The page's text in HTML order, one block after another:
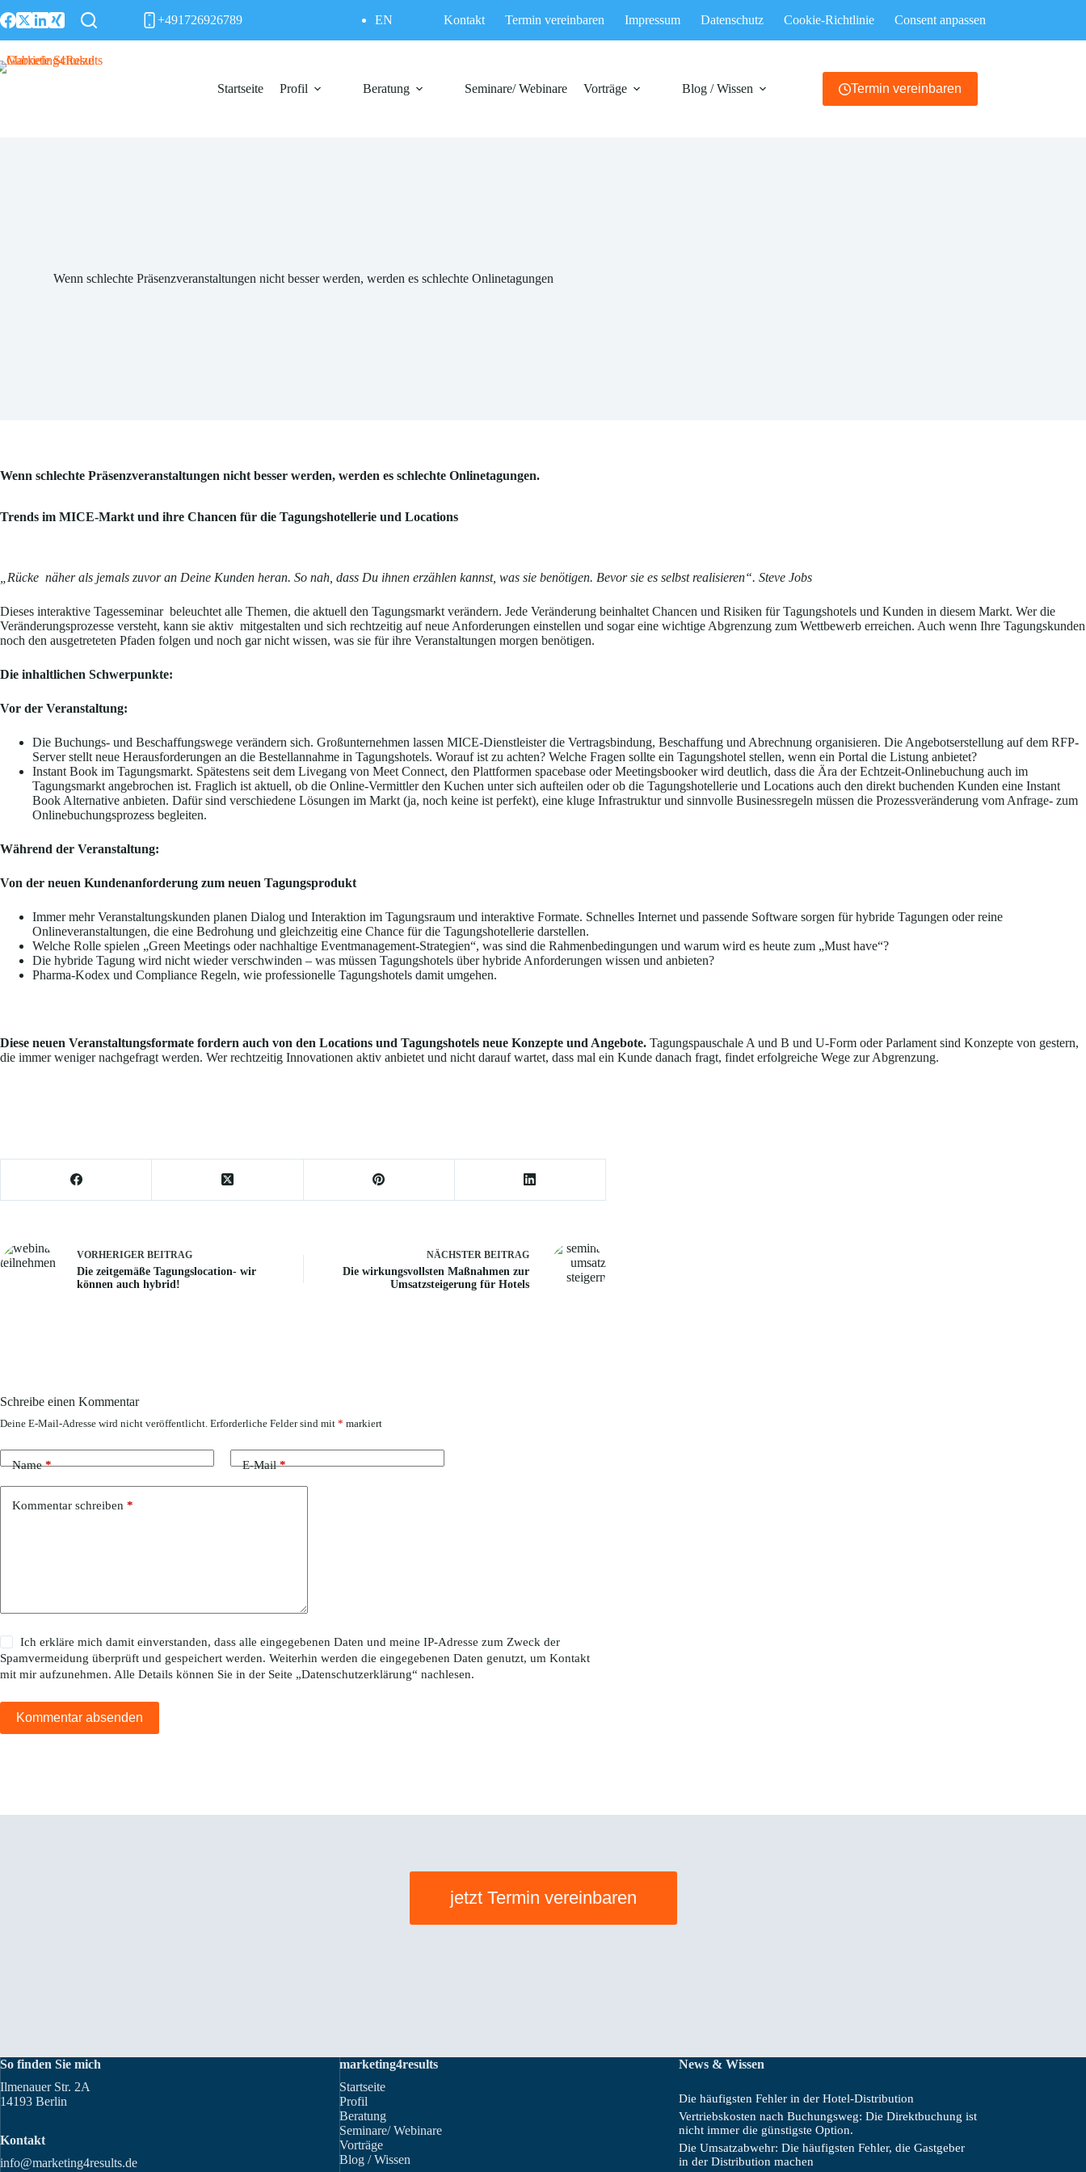
Inhalt
+491726926789 EN Kontakt Termin vereinbaren Impressum Datenschutz Cookie-Richtlinie Consent anpassen
Startseite Profil Beratung Seminare/ Webinare Vorträge Blog / Wissen Termin vereinbaren
Wenn schlechte Präsenzveranstaltungen nicht besser werden, werden es schlechte Onlinetagungen
Wenn schlechte Präsenzveranstaltungen nicht besser werden, werden es schlechte Onlinetagungen.
Trends im MICE-Markt und ihre Chancen für die Tagungshotellerie und Locations
„Rücke näher als jemals zuvor an Deine Kunden heran. So nah, dass Du ihnen erzählen kannst, was sie benötigen. Bevor sie es selbst realisieren“. Steve Jobs
Dieses interaktive Tagesseminar beleuchtet alle Themen, die aktuell den Tagungsmarkt verändern. Jede Veränderung beinhaltet Chancen und Risiken für Tagungshotels und Kunden in diesem Markt. Wer die
Veränderungsprozesse versteht, kann sie aktiv mitgestalten und sich rechtzeitig auf neue Anforderungen einstellen und sogar eine wichtige Abgrenzung zum Wettbewerb erreichen. Auch wenn Ihre Tagungskunden
noch den ausgetreteten Pfaden folgen und noch gar nicht wissen, was sie für ihre Veranstaltungen morgen benötigen.
Die inhaltlichen Schwerpunkte:
Vor der Veranstaltung:
Die Buchungs- und Beschaffungswege verändern sich. Großunternehmen lassen MICE-Dienstleister die Vertragsbindung, Beschaffung und Abrechnung organisieren. Die Angebotserstellung auf dem RFP-
Server stellt neue Herausforderungen an die Bestellannahme in Tagungshotels. Worauf ist zu achten? Welche Fragen sollte ein Tagungshotel stellen, wenn ein Portal die Listung anbietet?
Instant Book im Tagungsmarkt. Spätestens seit dem Livegang von Meet Connect, den Plattformen spacebase oder Meetingsbooker wird deutlich, dass die Ära der Echtzeit-Onlinebuchung auch im
Tagungsmarkt angebrochen ist. Fraglich ist aktuell, ob die Online-Vermittler den Kuchen unter sich aufteilen oder ob die Tagungshotellerie und Locations auch den direkt buchenden Kunden eine Instant
Book Alternative anbieten. Dafür sind verschiedene Lösungen im Markt (ja, noch keine ist perfekt), eine kluge Infrastruktur und sinnvolle Businessregeln müssen die Prozessveränderung vom Anfrage- zum
Onlinebuchungsprozess begleiten.
Während der Veranstaltung:
Von der neuen Kundenanforderung zum neuen Tagungsprodukt
Immer mehr Veranstaltungskunden planen Dialog und Interaktion im Tagungsraum und interaktive Formate. Schnelles Internet und passende Software sorgen für hybride Tagungen oder reine
Onlineveranstaltungen, die eine Bedrohung und gleichzeitig eine Chance für die Tagungshotellerie darstellen.
Welche Rolle spielen „Green Meetings oder nachhaltige Eventmanagement-Strategien“, was sind die Rahmenbedingungen und warum wird es heute zum „Must have“?
Die hybride Tagung wird nicht wieder verschwinden – was müssen Tagungshotels über hybride Anforderungen wissen und anbieten?
Pharma-Kodex und Compliance Regeln, wie professionelle Tagungshotels damit umgehen.
Diese neuen Veranstaltungsformate fordern auch von den Locations und Tagungshotels neue Konzepte und Angebote. Tagungspauschale A und B und U-Form oder Parlament sind Konzepte von gestern,
die immer weniger nachgefragt werden. Wer rechtzeitig Innovationen aktiv anbietet und nicht darauf wartet, dass mal ein Kunde danach fragt, findet erfolgreiche Wege zur Abgrenzung.
VORHERIGER BEITRAG
Die zeitgemäße Tagungslocation- wir
können auch hybrid!
NÄCHSTER BEITRAG
Die wirkungsvollsten Maßnahmen zur
Umsatzsteigerung für Hotels
Schreibe einen Kommentar
Deine E-Mail-Adresse wird nicht veröffentlicht. Erforderliche Felder sind mit * markiert
Name* E-Mail*
Kommentar schreiben *
Ich erkläre mich damit einverstanden, dass alle eingegebenen Daten und meine IP-Adresse zum Zweck der
Spamvermeidung überprüft und gespeichert werden. Weiterhin werden die eingegebenen Daten genutzt, um Kontakt
mit mir aufzunehmen. Alle Details können Sie in der Seite „Datenschutzerklärung“ nachlesen.
Kommentar absenden
jetzt Termin vereinbaren
So finden Sie mich
Ilmenauer Str. 2A
14193 Berlin
Kontakt
info@marketing4results.de
marketing4results
Startseite
Profil
Beratung
Seminare/ Webinare
Vorträge
Blog / Wissen
News & Wissen
Die häufigsten Fehler in der Hotel-Distribution
Vertriebskosten nach Buchungsweg: Die Direktbuchung ist
nicht immer die günstigste Option.
Die Umsatzabwehr: Die häufigsten Fehler, die Gastgeber
in der Distribution machen